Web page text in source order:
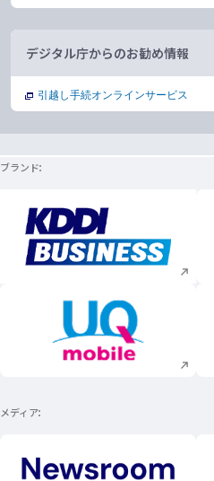
デジタル庁からのお勧め情報
引越し手続オンラインサービス
ブランド
新規ウィンドウで開く
新規ウィンドウで開く
メディア